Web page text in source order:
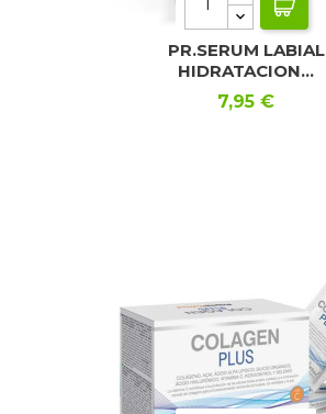
PR.SERUM LABIAL
HIDRATACION...
Precio
7,95 €